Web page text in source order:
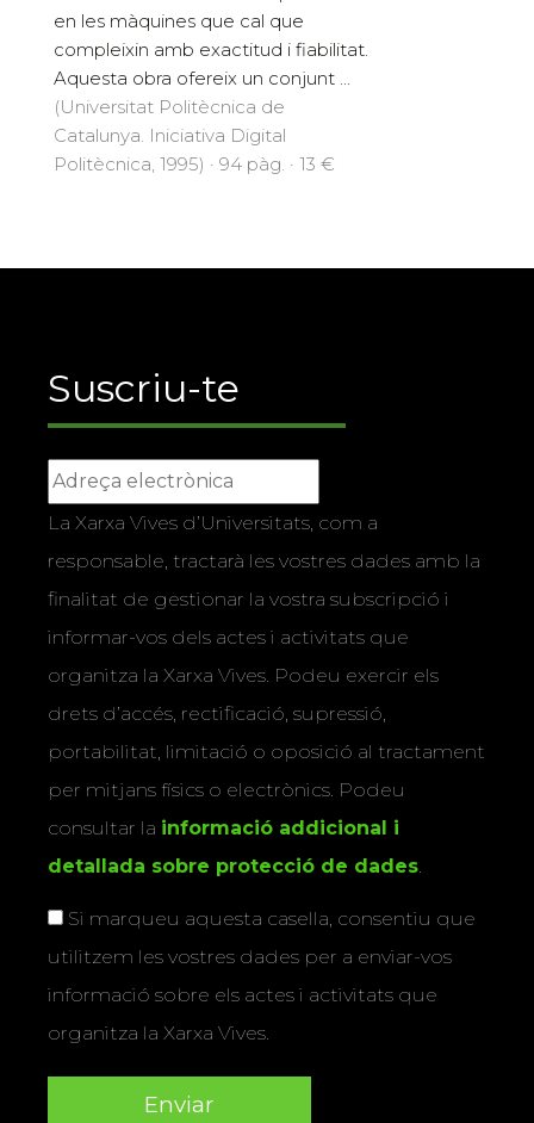
elàstics tenen funcions importants
en les màquines que cal que
compleixin amb exactitud i fiabilitat.
Aquesta obra ofereix un conjunt ...
(Universitat Politècnica de
Catalunya. Iniciativa Digital
Politècnica, 1995) · 94 pàg. · 13 €
Suscriu-te
La Xarxa Vives d’Universitats, com a
responsable, tractarà les vostres dades amb la
finalitat de gestionar la vostra subscripció i
informar-vos dels actes i activitats que
organitza la Xarxa Vives. Podeu exercir els
drets d’accés, rectificació, supressió,
portabilitat, limitació o oposició al tractament
per mitjans físics o electrònics. Podeu
consultar la informació addicional i
detallada sobre protecció de dades.
Si marqueu aquesta casella, consentiu que
utilitzem les vostres dades per a enviar-vos
informació sobre els actes i activitats que
organitza la Xarxa Vives.